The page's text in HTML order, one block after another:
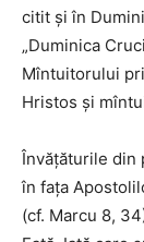
citit şi în
„Duminica
Mîntuitorului
Hristos şi
Învăţăturile din
în faţa
(cf. Marcu 8,